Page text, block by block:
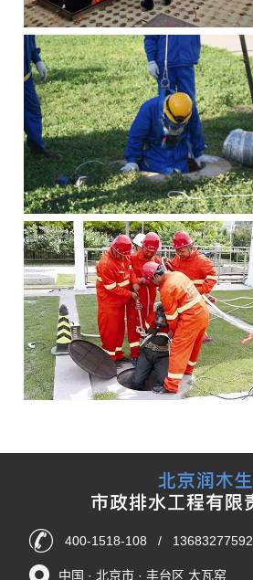
400-1518-108 / 13683277592
中国 · 北京市 · 丰台区 大瓦窑